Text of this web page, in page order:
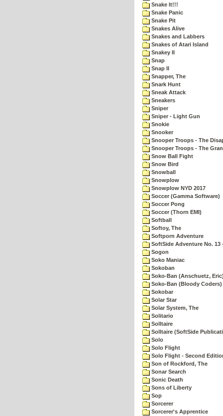
Snake It!!!
Snake Panic
Snake Pit
Snakes Alive
Snakes and Labbers
Snakes of Atari Island
Snakey II
Snap
Snap II
Snapper, The
Snark Hunt
Sneak Attack
Sneakers
Sniper
Sniper - Light Gun
Snokie
Snooker
Snooper Troops - The
Snooper Troops - The
Snow Ball Fight
Snow Bird
Snowball
Snowplow
Snowplow NYD 2017
Soccer (Gamma Software)
Soccer Pong
Soccer (Thorn EMI)
Softball
Softoy, The
Softporn Adventure
SoftSide Adventure No. 13
Sogon
Soko Maniac
Sokoban
Soko-Ban (Anschuetz,
Soko-Ban (Bloody Coders)
Sokobar
Solar Star
Solar System, The
Solitario
Solltaire
Solltaire (SoftSide
Solo
Solo Flight
Solo Flight - Second
Son of Rockford, The
Sonar Search
Sonic Death
Sons of Liberty
Sop
Sorcerer
Sorcerer's Apprentice